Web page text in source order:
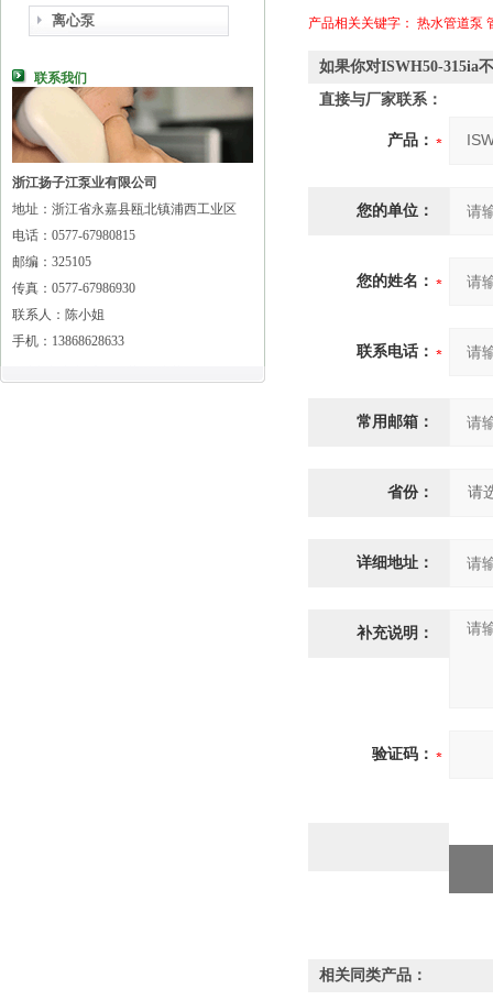
离心泵
联系我们
浙江扬子江泵业有限公司
地址：浙江省永嘉县瓯北镇浦西工业区
电话：0577-67980815
邮编：325105
传真：0577-67986930
联系人：陈小姐
手机：13868628633
产品相关关键字： 热水管道泵
如果你对ISWH50-315ia
直接与厂家联系：
产品：
您的单位：
您的姓名：
联系电话：
常用邮箱：
省份：
详细地址：
补充说明：
验证码：
相关同类产品：